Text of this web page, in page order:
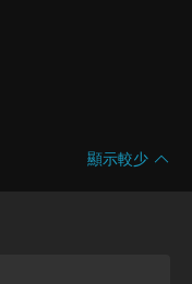
顯示較少